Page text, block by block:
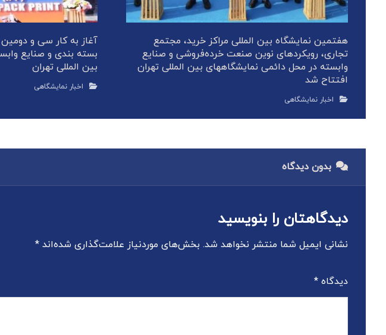
هفتمین نمایشگاه بین المللی مراکز خرید، مجتمع
تجاری، رویکردهای نوین صنعت خرده‌فروشی و صنایع
وابسته در محل دائمی نمایشگاههای بین المللی تهران
افتتاح شد
اخبار نمایشگاهی
آغاز به کار سی و
بسته بندی و صنایع
بین المللی تهران
اخبار نمایشگاهی
بدون دیدگاه
دیدگاهتان را بنویسید
نشانی ایمیل شما منتشر نخواهد شد. بخش‌های موردنیاز علامت‌گذاری شده‌اند *
دیدگاه *